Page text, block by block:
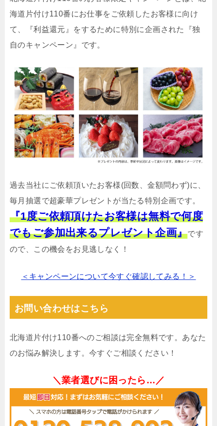
海道片付け110番にお仕事をご依頼したお客様に向け
て、『利益還元』をするために特別に企画された『独
自のキャンペーン』です。
過去当社にご依頼頂いたお客様(回数、金額問わず)に、
毎月抽選で超豪華プレゼントが当たる特別企画です。
『1度ご依頼頂けたお客様は無料で何度
でもご参加出来るプレゼント企画』です
ので、この機会をお見逃しなく！
＜キャンペーンについて今すぐ確認してみる！＞
お問い合わせはこちら
北海道片付け110番へのご相談は完全無料です。あなた
のお悩み解決します。今すぐご相談ください！
＼業者選びに困ったら…／